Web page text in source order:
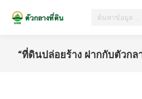
“ที่ดินปล่อยร้าง ฝากกับตัวกล